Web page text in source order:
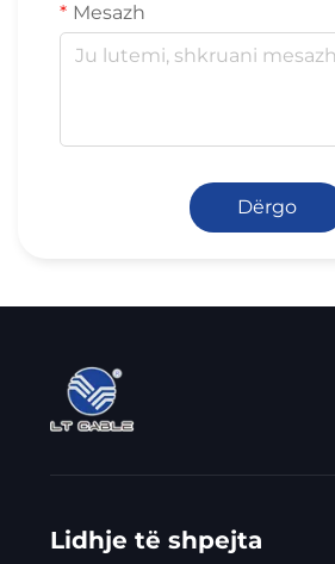
Mesazh
Dërgo
Lidhje të shpejta